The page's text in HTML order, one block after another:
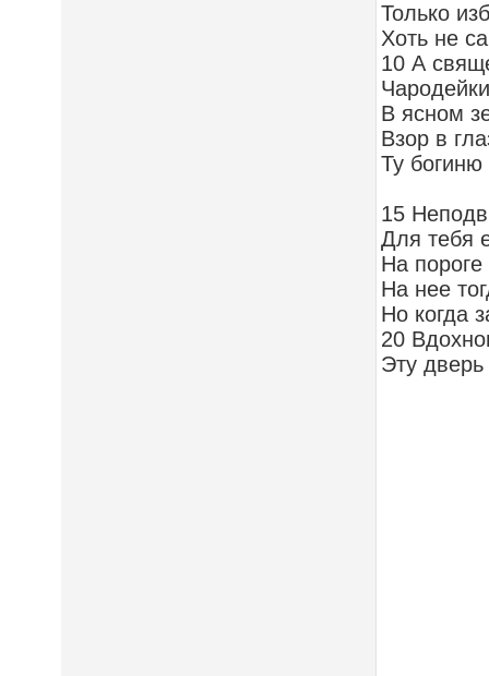
Только
Хоть не
10 А
В ясном
Взор в
Ту богиню
15
Для тебя
На
На нее
Но когда
20
Эту